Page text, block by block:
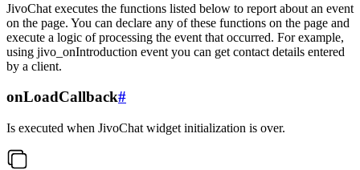
JivoChat executes the functions listed below to report about an event
on the page. You can declare any of these functions on the page and
execute a logic of processing the event that occurred. For example,
using jivo_onIntroduction event you can get contact details entered
by a client.
onLoadCallback#
Is executed when JivoChat widget initialization is over.